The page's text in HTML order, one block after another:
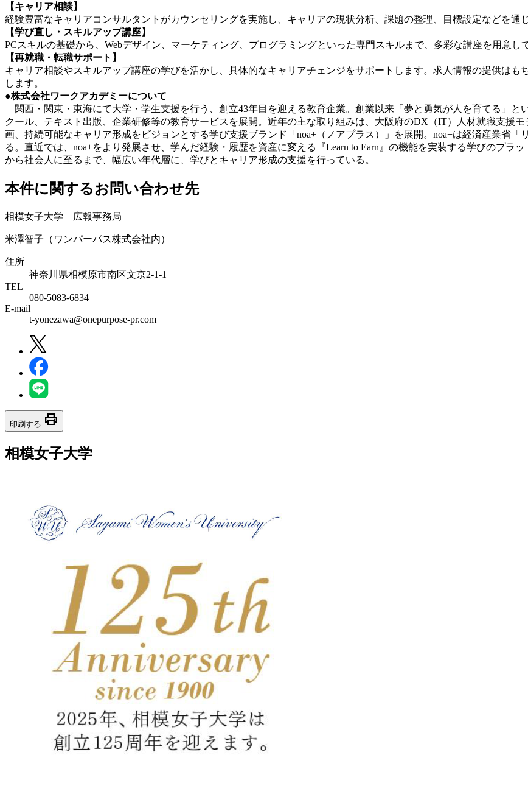
【キャリア相談】
経験豊富なキャリアコンサルタントがカウンセリングを実施し、キャリアの現状分析、課題の整理、目標設定などを通
【学び直し・スキルアップ講座】
PCスキルの基礎から、Webデザイン、マーケティング、プログラミングといった専門スキルまで、多彩な講座を用意し
【再就職・転職サポート】
キャリア相談やスキルアップ講座の学びを活かし、具体的なキャリアチェンジをサポートします。求人情報の提供は
します。
●株式会社ワークアカデミーについて
関西・関東・東海にて大学・学生支援を行う、創立43年目を迎える教育企業。創業以来「夢と勇気が人を育てる」と
クール、テキスト出版、企業研修等の教育サービスを展開。近年の主な取り組みは、大阪府のDX（IT）人材就職支援
画、持続可能なキャリア形成をビジョンとする学び支援ブランド「noa+（ノアプラス）」を展開。noa+は経済産業省
る。直近では、noa+をより発展させ、学んだ経験・履歴を資産に変える『Learn to Earn』の機能を実装する学びのプラ
から社会人に至るまで、幅広い年代層に、学びとキャリア形成の支援を行っている。
本件に関するお問い合わせ先
相模女子大学 広報事務局
米澤智子（ワンパーパス株式会社内）
住所
神奈川県相模原市南区文京2-1-1
TEL
080-5083-6834
E-mail
t-yonezawa@onepurpose-pr.com
印刷する print
相模女子大学